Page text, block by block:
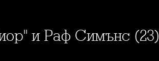
и Раф Симънс (23)